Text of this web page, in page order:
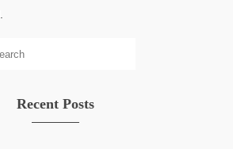
Recent Posts